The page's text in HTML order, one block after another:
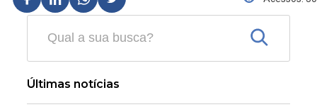
Últimas notícias